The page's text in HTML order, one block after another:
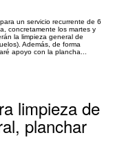
un servicio recurrente de 6
concretamente los martes y
la limpieza general de
Además, de forma
apoyo con la plancha...
limpieza de
planchar